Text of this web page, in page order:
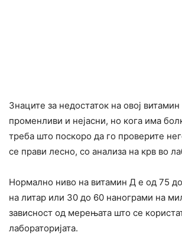
Знаците за недостаток на овој
променливи и нејасни, но кога има
треба што поскоро да го проверите
се прави лесно, со анализа на крв во
Нормално ниво на витамин Д е од 75
на литар или 30 до 60 нанограми на
зависност од мерењата што се
лабораторијата.